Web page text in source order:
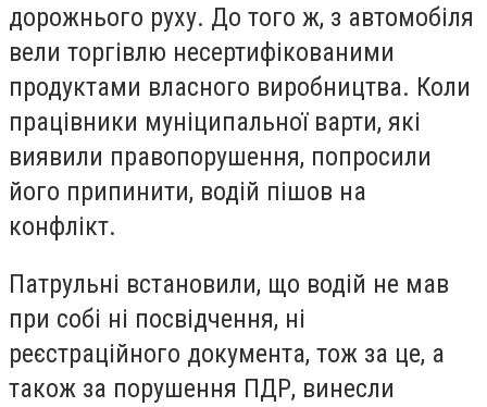
дорожнього руху. До того ж, з автомобіля
вели торгівлю несертифікованими
продуктами власного виробництва. Коли
працівники муніципальної варти, які
виявили правопорушення, попросили
його припинити, водій пішов на
конфлікт.
Патрульні встановили, що водій не мав
при собі ні посвідчення, ні
реєстраційного документа, тож за це, а
також за порушення ПДР, винесли